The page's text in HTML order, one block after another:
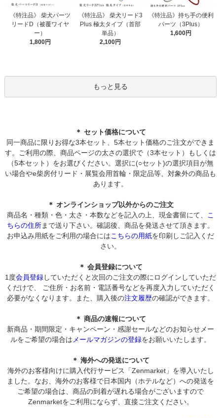
《特注品》 柴犬パーツ
リードD（被覆ワイヤ
ー）
1,800円
《特注品》 柴犬リード3
Plus 極太タイプ（首部
単品）
2,100円
《特注品》持ち手の便利
パーツ（3Plus）
1,600円
もっと見る
＊ セット価格について
同一商品に限りお得な3本セット、5本セット価格のご注文ができま
す。ご利用の際、商品ページの太さの選択で（3本セット）もしくは
（5本セット）をお選びください。選択に(○セット)の選択項目が無
い場合やe柴房付リード・展覧会用首輪・限定品等、対象外の商品も
あります。
＊ オンラインショップ以外からのご注文
商品名・種類・色・太さ・本数などを記入の上、現金書留にて、 こ
ちらの住所まで送り下さい。確認後、商品を発送させて頂きます。
お申込み用紙をご利用の場合にはこちらの用紙を印刷しご記入くだ
さい。
＊ 会員登録について
1度会員登録していただくと次回のご注文の際にログインしていただ
くだけで、 ご住所・お名前・電話番号などを再度入力していただく
必要がなくなります。また、購入後の注文履歴の確認ができます。
＊ 商品の速報について
新商品・期間限定・キャンペーン・感謝セールなどのお知らせメー
ルをご希望の場合はメールマガジンの登録をお願いいたします。
＊ 海外への発送について
海外のお客様向けに購入代行サービス「Zenmarket」を導入いたし
ました。なお、海外のお客様で日本国内（ホテルなど）への発送を
ご希望の場合は、商品の到着が遅れる場合がございますので
Zenmarketをご利用にならず、直接ご注文ください。